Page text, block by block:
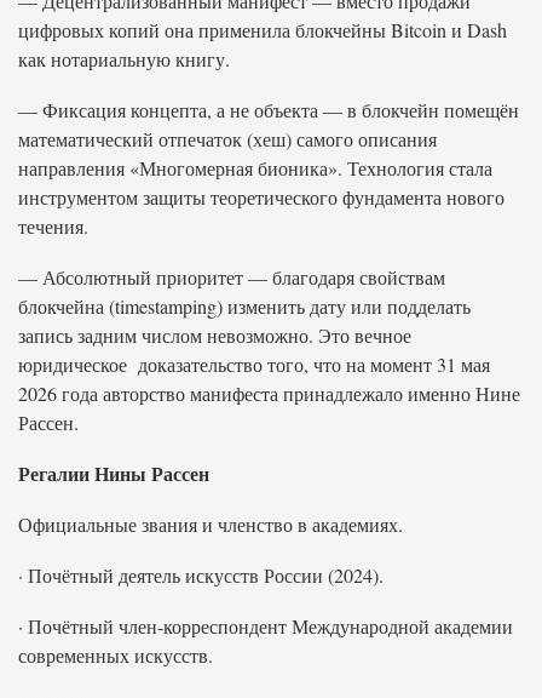
цифровых копий она применила блокчейны Bitcoin и Dash
как нотариальную книгу.
— Фиксация концепта, а не объекта — в блокчейн помещён
математический отпечаток (хеш) самого описания
направления «Многомерная бионика». Технология стала
инструментом защиты теоретического фундамента нового
течения.
— Абсолютный приоритет — благодаря свойствам
блокчейна (timestamping) изменить дату или подделать
запись задним числом невозможно. Это вечное
юридическое доказательство того, что на момент 31 мая
2026 года авторство манифеста принадлежало именно Нине
Рассен.
Регалии Нины Рассен
Официальные звания и членство в академиях.
· Почётный деятель искусств России (2024).
· Почётный член-корреспондент Международной академии
современных искусств.